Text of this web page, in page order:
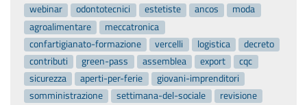
webinar
odontotecnici estetiste ancos
moda
agroalimentare
meccatronica
confartigianato-formazione
vercelli logistica
decreto
contributi
green-pass assemblea export
cqc
sicurezza
aperti-per-ferie
giovani-imprenditori
somministrazione
settimana-del-sociale revisione